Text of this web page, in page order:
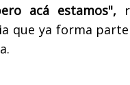
acá estamos",
que ya forma